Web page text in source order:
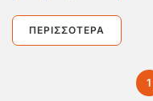
ΠΕΡΙΣΣΌΤΕΡΑ
1